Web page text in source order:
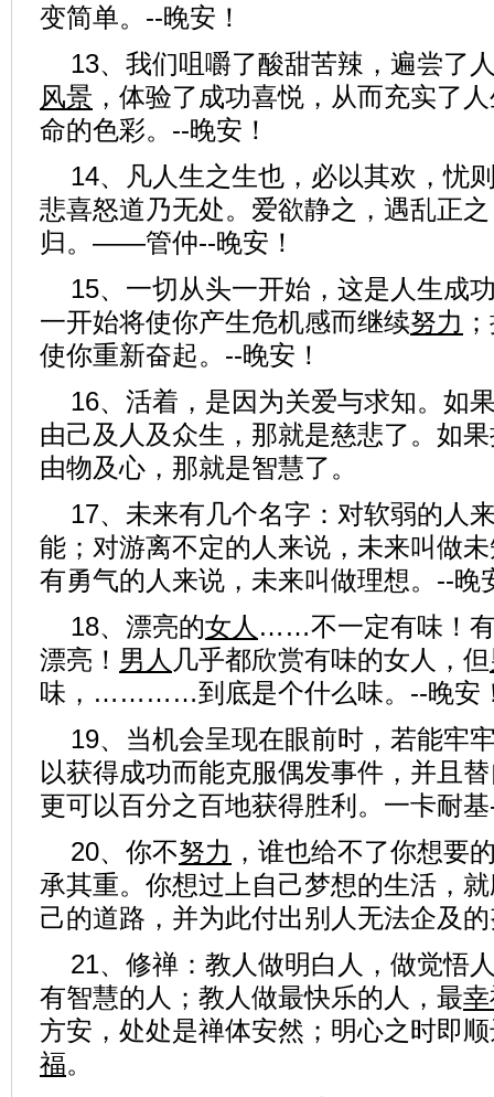
变简单。--晚安！
13、我们咀嚼了酸甜苦辣，遍尝了
风景 ，体验了成功喜悦，从而充实了
命的色彩。--晚安！
14、凡人生之生也，必以其欢，忧
悲喜怒道乃无处。爱欲静之，遇乱正
归。——管仲--晚安！
15、一切从头一开始，这是人生成
一开始将使你产生危机感而继续努力
使你重新奋起。--晚安！
16、活着，是因为关爱与求知。如
由己及人及众生，那就是慈悲了。如
由物及心，那就是智慧了。
17、未来有几个名字：对软弱的人
能；对游离不定的人来说，未来叫做
有勇气的人来说，未来叫做理想。--晚
18、漂亮的女人 ……不一定有味！
漂亮！ 男人 几乎都欣赏有味的女人，但
味，…………到底是个什么味。--晚安
19、当机会呈现在眼前时，若能牢
以获得成功而能克服偶发事件，并且
更可以百分之百地获得胜利。一卡耐
20、你不努力 ，谁也给不了你想要
承其重。你想过上自己梦想的生活，
己的道路，并为此付出别人无法企及
21、修禅：教人做明白人，做觉悟
有智慧的人；教人做最快乐的人，最
方安，处处是禅体安然；明心之时即
福。